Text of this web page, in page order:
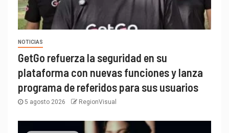
NOTICIAS
GetGo refuerza la seguridad en su
plataforma con nuevas funciones y lanza
programa de referidos para sus usuarios
5 agosto 2026 RegionVisual